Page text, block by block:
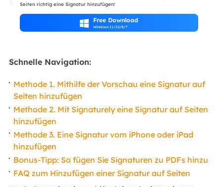
Seiten richtig eine Signatur hinzufügen!
 Free Download
Windows 11/10/8/7
Schnelle Navigation:
Methode 1. Mithilfe der Vorschau eine Signatur auf
Seiten hinzufügen
Methode 2. Mit Signaturely eine Signatur auf Seiten
hinzufügen
Methode 3. Eine Signatur vom iPhone oder iPad
hinzufügen
Bonus-Tipp: So fügen Sie Signaturen zu PDFs hinzu
FAQ zum Hinzufügen einer Signatur auf Seiten